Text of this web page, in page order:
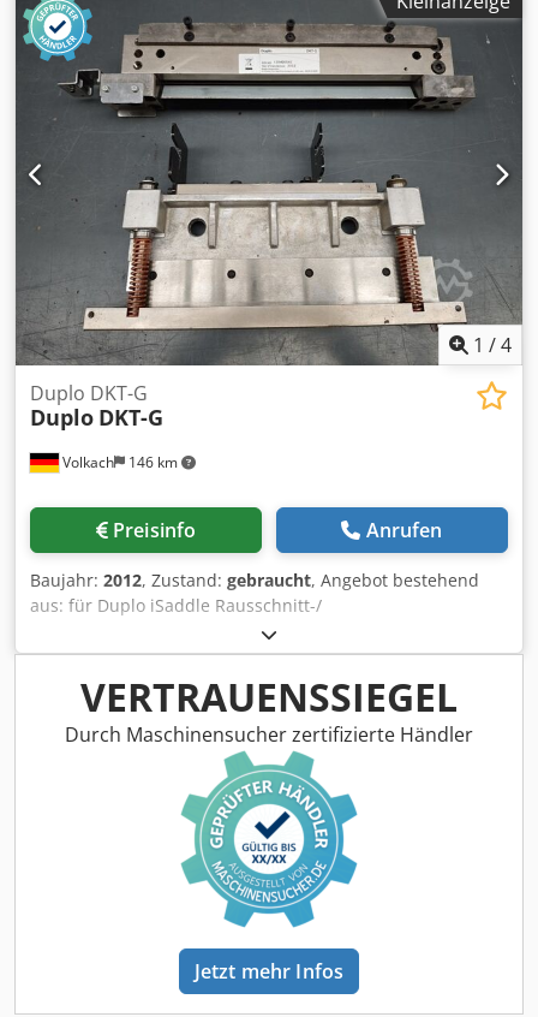
folgende Punkte für Sie organisieren: Verpackung,
Verladung, Transport ( per Schiff oder Flugzeug) inklusive
Zollabwicklung Einholen eines Leasing Angebotes
1 /4
Volkach 146 km
Duplo DKT-G
Duplo DKT-G
Preisinfo Anrufen
Baujahr: 2012, Zustand: gebraucht, Angebot bestehend
aus: für Duplo iSaddle Rausschnitt-/
Trennschnitteinrichtung - 6mm Trennschnitt Dkedsxwl
Tuepfx Ah Dor - Gewicht: 14kg Auf Wunsch können wir
folgende Punkte für Sie organisieren: Verpackung,
Verladung, Transport ( per Schiff oder Flugzeug) inklusive
Zollabwicklung Einholen eines Leasing Angebotes
VERTRAUENSSIEGEL
Durch Maschinensucher zertifizierte Händler
Jetzt mehr Infos